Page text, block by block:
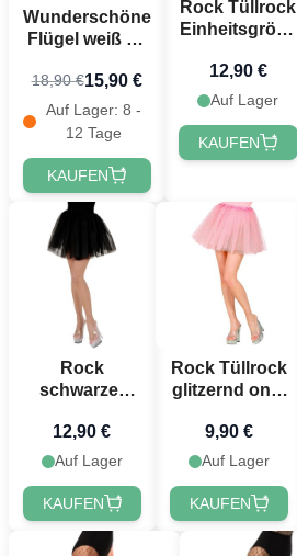
Wunderschöne
Flügel weiß 78
18,90 €15,90 €
Auf Lager: 8 -
12 Tage
KAUFEN
Rock Tüllrock
Einheitsgröße
12,90 €
Auf Lager
KAUFEN
Rock
schwarzer
Einheitsgröße
12,90 €
Auf Lager
KAUFEN
Rock Tüllrock
glitzernd one-
9,90 €
Auf Lager
KAUFEN